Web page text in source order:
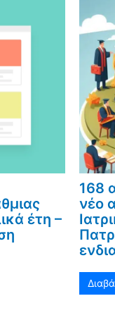
έτη –
168
νέο